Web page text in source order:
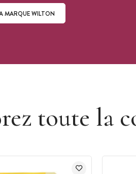
MARQUE WILTON
toute la